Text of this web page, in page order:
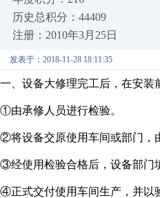
历史总积分：44409
注册：2010年3月25日
发表于：2018-11-28 18:11:35
一、设备大修理完工后，在安装
①由承修人员进行检验。
②将设备交原使用车间或部门，
③经使用检验合格后，设备部门
④正式交付使用车间生产，并以